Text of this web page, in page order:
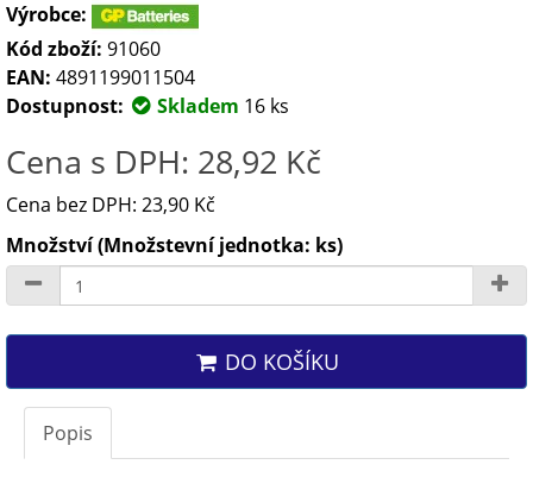
Výrobce:
Kód zboží: 91060
EAN: 4891199011504
Dostupnost:
Skladem 16 ks
Cena s DPH: 28,92 Kč
Cena bez DPH: 23,90 Kč
Množství (Množstevní jednotka: ks)
DO KOŠÍKU
Popis